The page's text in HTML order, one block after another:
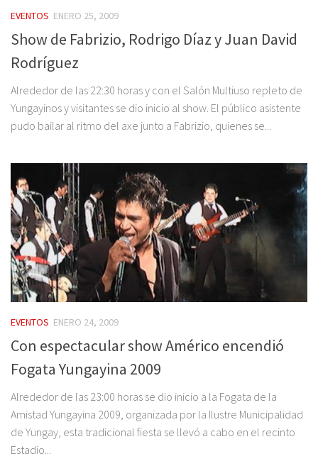
EVENTOS ENERO 25, 2009
Show de Fabrizio, Rodrigo Díaz y Juan David
Rodríguez
Alrededor de las 22:30 horas y con el Salón Multiuso repleto de
Yungayinos y visitantes se dio inicio al show. El público asistente
pudo bailar al ritmo del axe junto a Fabrizio, quienes se...
EVENTOS ENERO 24, 2009
Con espectacular show Américo encendió
Fogata Yungayina 2009
Alrededor de las 23:00 horas se dio inicio a la Fogata de la
Amistad Yungayina 2009, organizada por la Ilustre Municipalidad
de Yungay, esta tradicional fiesta se llevó a cabo en el recinto
Estadio...